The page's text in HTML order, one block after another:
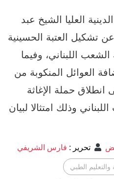
العليا الشيخ عبد
تشكيل العتبة الحسينية
الشعب اللبناني، وفيما
العوائل المنكوبة من
انطلاق حملة الإغاثة
وذلك امتثالا لبيان
تحرير : فارس الشريفي
الطبي